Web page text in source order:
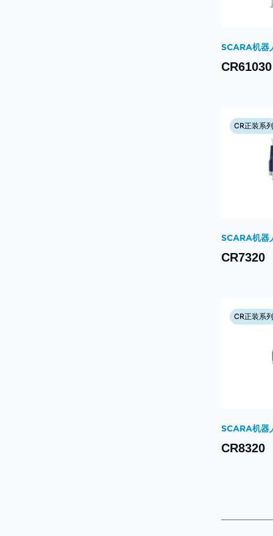
SCARA机器
CR61030
CR正装系列
SCARA机器
CR7320
CR正装系列
SCARA机器
CR8320